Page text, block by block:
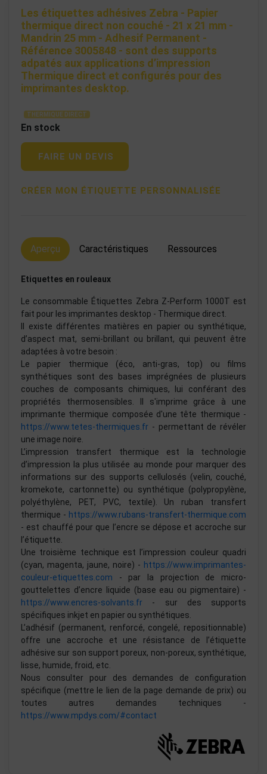
Les étiquettes adhésives Zebra - Papier
thermique direct non couché - 21 x 21 mm -
Mandrin 25 mm - Adhesif Permanent -
Référence 3005848 - sont des supports
adpatés aux applications d’impression
Thermique direct et configurés pour des
imprimantes desktop.
THERMIQUE DIRECT
En stock
FAIRE UN DEVIS
CRÉER MON ÉTIQUETTE PERSONNALISÉE
Aperçu Caractéristiques Ressources
Etiquettes en rouleaux
Le consommable Étiquettes Zebra Z-Perform 1000T est
fait pour les imprimantes desktop - Thermique direct.
Il existe différentes matières en papier ou synthétique,
d’aspect mat, semi-brillant ou brillant, qui peuvent être
adaptées à votre besoin :
Le papier thermique (éco, anti-gras, top) ou films
synthétiques sont des bases imprégnées de plusieurs
couches de composants chimiques, lui conférant des
propriétés thermosensibles. Il s'imprime grâce à une
imprimante thermique composée d'une tête thermique -
https://www.tetes-thermiques.fr - permettant de révéler
une image noire.
L’impression transfert thermique est la technologie
d’impression la plus utilisée au monde pour marquer des
informations sur des supports cellulosés (velin, couché,
kromekote, cartonnette) ou synthétique (polypropylène,
polyéthylène, PET, PVC, textile). Un ruban transfert
thermique - https://www.rubans-transfert-thermique.com
- est chauffé pour que l’encre se dépose et accroche sur
l’étiquette.
Une troisième technique est l’impression couleur quadri
(cyan, magenta, jaune, noire) - https://www.imprimantes-
couleur-etiquettes.com - par la projection de micro-
gouttelettes d’encre liquide (base eau ou pigmentaire) -
https://www.encres-solvants.fr - sur des supports
spécifiques inkjet en papier ou synthétiques.
L’adhésif (permanent, renforcé, congelé, repositionnable)
offre une accroche et une résistance de l’étiquette
adhésive sur son support poreux, non-poreux, synthétique,
lisse, humide, froid, etc.
Nous consulter pour des demandes de configuration
spécifique (mettre le lien de la page demande de prix) ou
toutes autres demandes techniques -
https://www.mpdys.com/#contact